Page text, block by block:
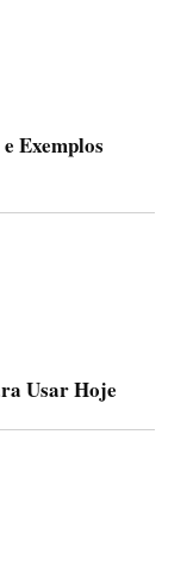
Exemplos
Usar Hoje